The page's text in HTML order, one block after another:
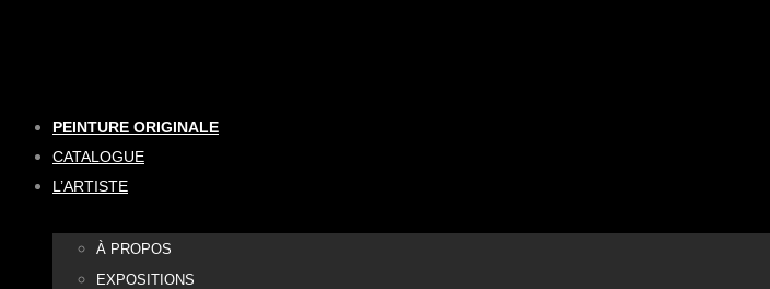
PEINTURE ORIGINALE
CATALOGUE
L’ARTISTE
À PROPOS
EXPOSITIONS